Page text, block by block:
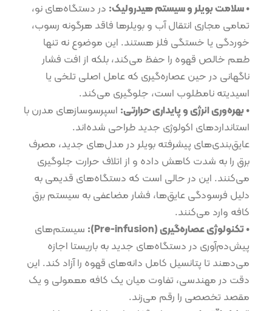
•⁠ ⁠سلامت بویلر و سیستم هیدرولیک: در دستگاه‌های نو،
تمامی مجاری انتقال آب و بویلرها فاقد هرگونه رسوب،
خوردگی یا خستگی فلز هستند. این موضوع نه تنها
طعم خالص قهوه را حفظ می‌کند، بلکه از افت فشار
ناگهانی در حین عصاره‌گیری که عامل اصلی تلخی یا
اسیدیته نامطلوب است، جلوگیری می‌کند.
•⁠ ⁠بهره‌وری انرژی و پایداری حرارتی: اسپرسوسازهای مدرن با
استانداردهای اکولوژی جدید طراحی شده‌اند.
عایق‌بندی‌های پیشرفته بویلر در مدل‌های جدید، مصرف
برق را به شدت کاهش داده و از اتلاف حرارت جلوگیری
می‌کنند. این در حالی است که دستگاه‌های قدیمی به
دلیل فرسودگی عایق‌ها، فشار مضاعفی به سیستم برق
کافه وارد می‌کنند.
•⁠ ⁠تکنولوژی عصاره‌گیری (Pre-infusion):
سیستم‌های
پیش‌دم‌آوری در دستگاه‌های جدید به باریستا اجازه
می‌دهند تا پتانسیل کامل دانه‌های قهوه را آزاد کند. این
دقت در مهندسی، تفاوت میان یک کافه معمولی و یک
مقصد تخصصی را رقم می‌زند.